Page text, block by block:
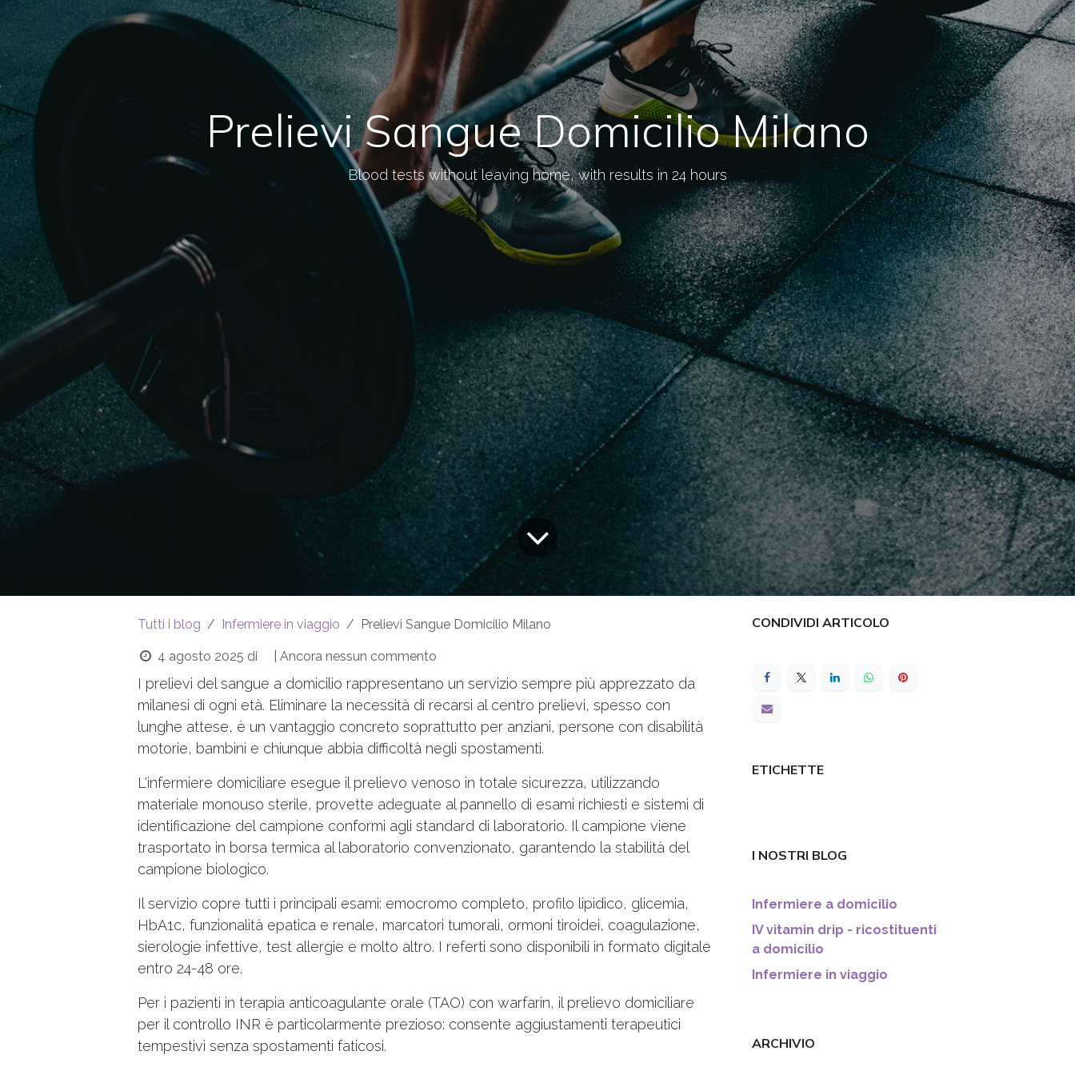
Prelievi Sangue Domicilio Milano
Blood tests without leaving home, with results in 24 hours
Tutti i blog Infermiere in viaggio Prelievi Sangue Domicilio Milano
4 agosto 2025 di | Ancora nessun commento
I prelievi del sangue a domicilio rappresentano un servizio sempre più apprezzato da
milanesi di ogni età. Eliminare la necessità di recarsi al centro prelievi, spesso con
lunghe attese, è un vantaggio concreto soprattutto per anziani, persone con disabilità
motorie, bambini e chiunque abbia difficoltà negli spostamenti.
L'infermiere domiciliare esegue il prelievo venoso in totale sicurezza, utilizzando
materiale monouso sterile, provette adeguate al pannello di esami richiesti e sistemi di
identificazione del campione conformi agli standard di laboratorio. Il campione viene
trasportato in borsa termica al laboratorio convenzionato, garantendo la stabilità del
campione biologico.
Il servizio copre tutti i principali esami: emocromo completo, profilo lipidico, glicemia,
HbA1c, funzionalità epatica e renale, marcatori tumorali, ormoni tiroidei, coagulazione,
sierologie infettive, test allergie e molto altro. I referti sono disponibili in formato digitale
entro 24-48 ore.
Per i pazienti in terapia anticoagulante orale (TAO) con warfarin, il prelievo domiciliare
per il controllo INR è particolarmente prezioso: consente aggiustamenti terapeutici
tempestivi senza spostamenti faticosi.
CONDIVIDI ARTICOLO
ETICHETTE
I NOSTRI BLOG
Infermiere a domicilio
IV vitamin drip - ricostituenti
a domicilio
Infermiere in viaggio
ARCHIVIO